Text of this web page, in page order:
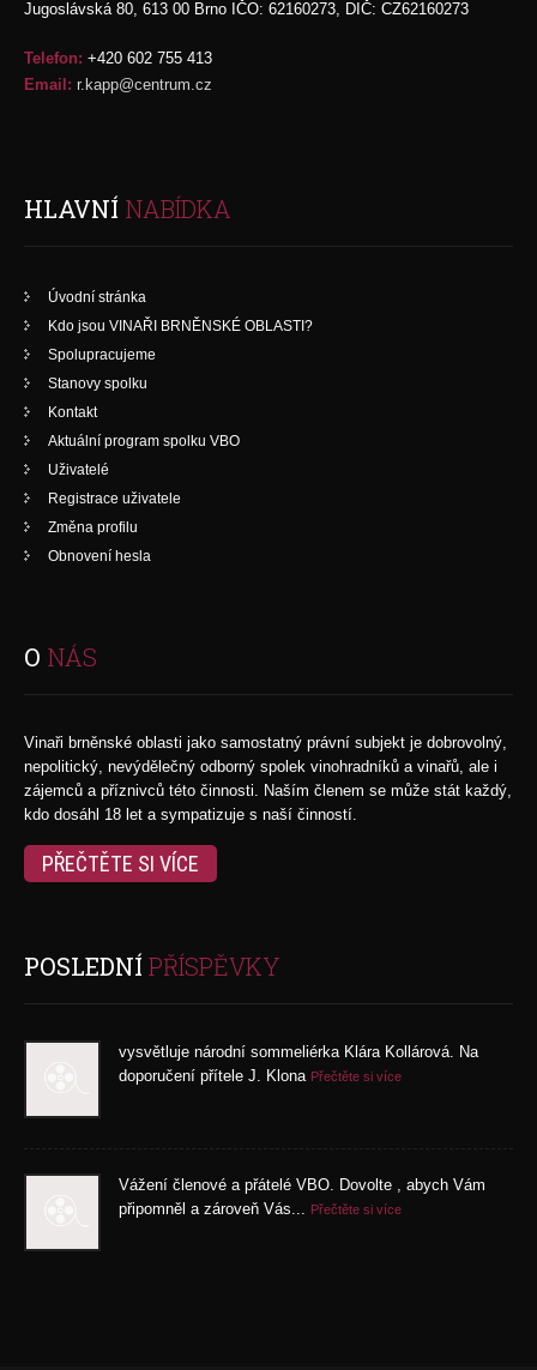
Jugoslávská 80, 613 00 Brno IČO: 62160273, DIČ: CZ62160273
Telefon: +420 602 755 413
Email: r.kapp@centrum.cz
HLAVNÍ NABÍDKA
Úvodní stránka
Kdo jsou VINAŘI BRNĚNSKÉ OBLASTI?
Spolupracujeme
Stanovy spolku
Kontakt
Aktuální program spolku VBO
Uživatelé
Registrace uživatele
Změna profilu
Obnovení hesla
O NÁS
Vinaři brněnské oblasti jako samostatný právní subjekt je dobrovolný,
nepolitický, nevýdělečný odborný spolek vinohradníků a vinařů, ale i
zájemců a příznivců této činnosti. Naším členem se může stát každý,
kdo dosáhl 18 let a sympatizuje s naší činností.
PŘEČTĚTE SI VÍCE
POSLEDNÍ PŘÍSPĚVKY
vysvětluje národní sommeliérka Klára Kollárová. Na
doporučení přítele J. Klona Přečtěte si více
Vážení členové a přátelé VBO. Dovolte , abych Vám
připomněl a zároveň Vás...
Přečtěte si více